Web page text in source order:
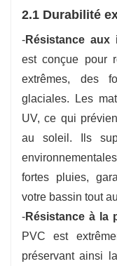
2.1 Durabilité
-Résistance aux
est conçue pour
extrêmes, des
glaciales. Les
UV, ce qui
au soleil. Ils
fortes pluies,
votre bassin tout
-Résistance à la
PVC est
préservant ainsi